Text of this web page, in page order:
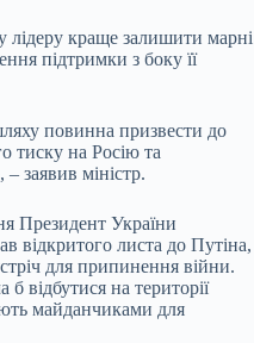
лідеру краще залишити марні
підтримки з боку її
повинна призвести до
тиску на Росію та
заявив міністр.
Президент України
відкритого листа до Путіна,
для припинення війни.
б відбутися на території
майданчиками для